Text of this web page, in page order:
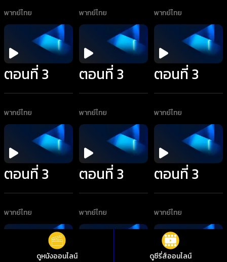
พากย์ไทย พากย์ไทย พากย์ไทย
ตอนที่ 3
พากย์ไทย
ตอนที่ 3
พากย์ไทย
ตอนที่ 3
พากย์ไทย
ตอนที่ 3
พากย์ไทย
ตอนที่ 3
พากย์ไทย
ตอนที่ 3
พากย์ไทย
ดูหนังออนไลน์ ดูซีรี่ส์ออนไลน์